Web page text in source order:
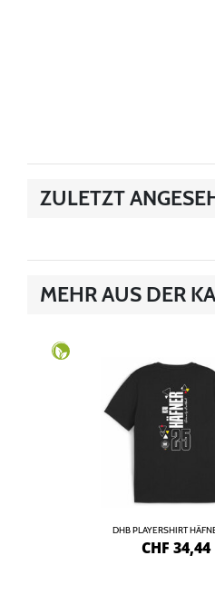
ZULETZT
MEHR AUS DER
DHB PLAYERSHIRT
CHF 34,44